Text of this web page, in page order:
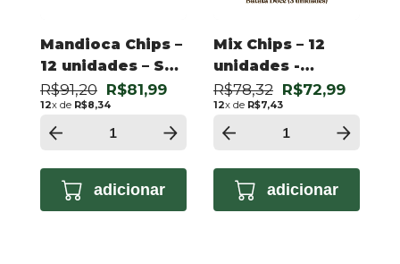
Mandioca Chips –
12 unidades – Sal
Rosa 50g
R$91,20 R$81,99
12x de R$8,34
adicionar
Mix Chips – 12
unidades -
Banana Original,
Batata Doce e
Mandioca
R$78,32 R$72,99
12x de R$7,43
adicionar